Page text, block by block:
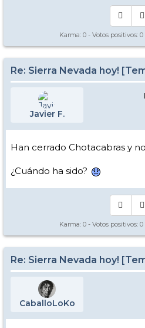
Karma: 0 - Votos positivos: 0
Re: Sierra Nevada hoy!
Javier F.
Han cerrado Chotacabras y no
¿Cuándo ha sido?
Karma: 0 - Votos positivos: 0
Re: Sierra Nevada hoy!
CaballoLoKo